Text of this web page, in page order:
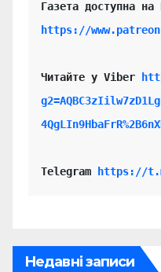
https://
Читайте у Viber
Telegram https://
Недавні записи